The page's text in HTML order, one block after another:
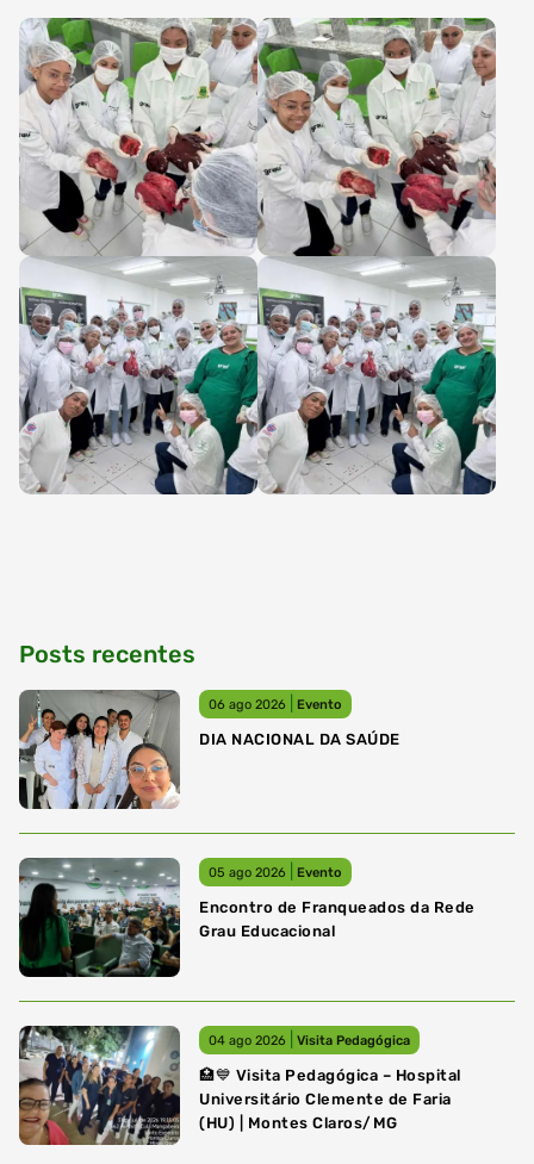
Posts recentes
06 ago 2026 Evento
DIA NACIONAL DA SAÚDE
05 ago 2026 Evento
Encontro de Franqueados da Rede
Grau Educacional
04 ago 2026 Visita Pedagógica
🏥💙 Visita Pedagógica – Hospital
Universitário Clemente de Faria
(HU) | Montes Claros/MG